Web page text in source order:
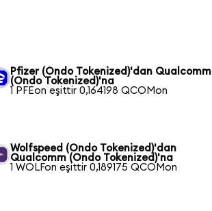
Pfizer (Ondo Tokenized)'dan Qualcomm
(Ondo Tokenized)'na
1 PFEon eşittir 0,164198 QCOMon
Wolfspeed (Ondo Tokenized)'dan
Qualcomm (Ondo Tokenized)'na
1 WOLFon eşittir 0,189175 QCOMon